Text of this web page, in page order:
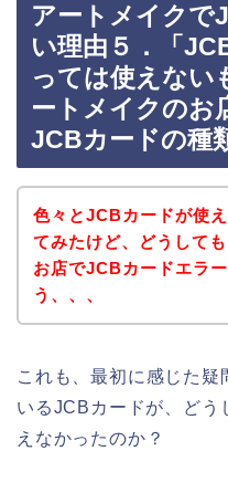
アートメイクで
い理由５．「
っては使えない
ートメイクのお
JCBカードの種
色々とJCBカードが使
てみたけど、どうして
お店でJCBカードエラ
う、、、
これも、最初に感じた疑
いるJCBカードが、どう
えなかったのか？